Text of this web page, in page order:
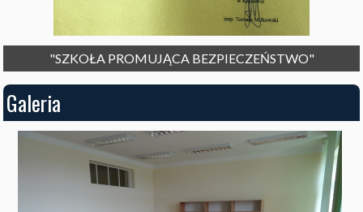
"SZKOŁA PROMUJĄCA BEZPIECZEŃSTWO"
Galeria